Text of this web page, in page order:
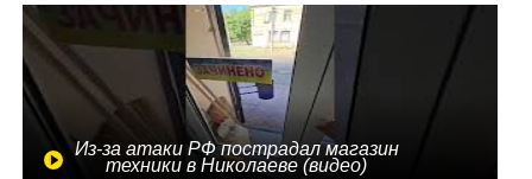
Из-за атаки РФ пострадал магазин
техники в Николаеве (видео)